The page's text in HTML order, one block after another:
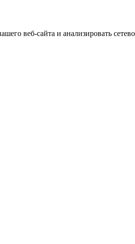
веб-сайта и анализировать